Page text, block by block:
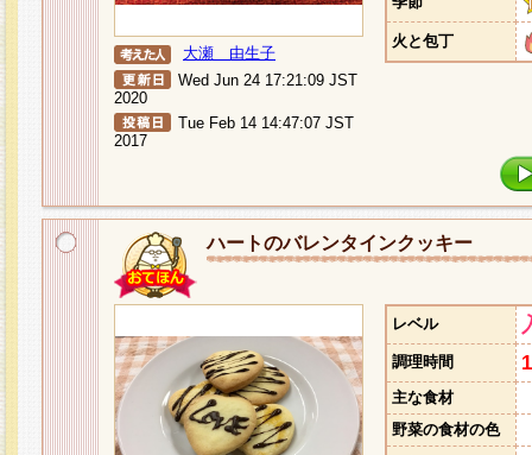
大瀬 由生子
Wed Jun 24 17:21:09 JST
2020
Tue Feb 14 14:47:07 JST
2017
火と包丁
ハートのバレンタインクッキー
レベル
調理時間
主な食材
野菜の食材の色